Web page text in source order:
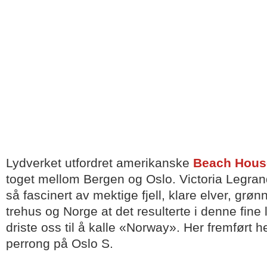
Lydverket utfordret amerikanske Beach
toget mellom Bergen og Oslo. Victoria
så fascinert av mektige fjell, klare elver,
trehus og Norge at det resulterte i denne fine
driste oss til å kalle «Norway». Her fremført
perrong på Oslo S.